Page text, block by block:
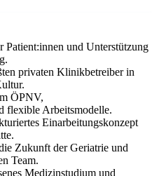
Patient:innen und Unterstützung
privaten Klinikbetreiber in
ÖPNV,
flexible Arbeitsmodelle.
Einarbeitungskonzept
Zukunft der Geriatrie und
Team.
Medizinstudium und